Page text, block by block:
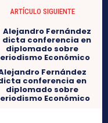
ARTÍCULO SIGUIENTE
Fernández
conferencia en
diplomado sobre
Económico